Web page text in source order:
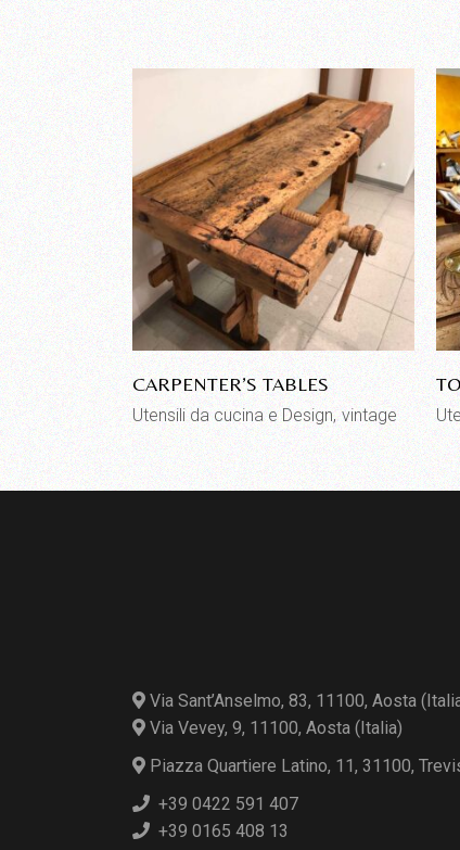
CARPENTER’S TABLES
Utensili da cucina e Design vintage
Via Sant’Anselmo, 83, 11100, Aosta
Via Vevey, 9, 11100, Aosta (Italia)
Piazza Quartiere Latino, 11, 31100,
+39 0422 591 407
+39 0165 408 13